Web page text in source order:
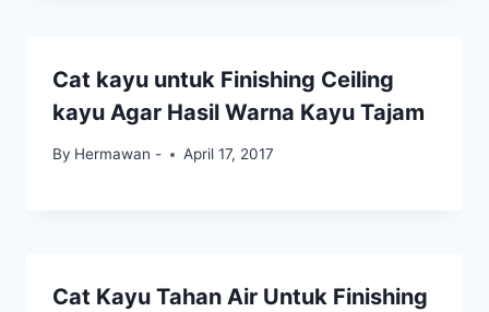
Cat kayu untuk Finishing Ceiling
kayu Agar Hasil Warna Kayu Tajam
By Hermawan - April 17, 2017
Cat Kayu Tahan Air Untuk Finishing